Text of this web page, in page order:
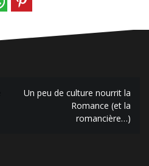
Un peu de culture nourrit la
Romance (et la
romancière…)